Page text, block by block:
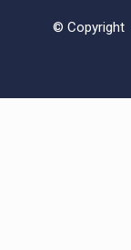
© Copyright